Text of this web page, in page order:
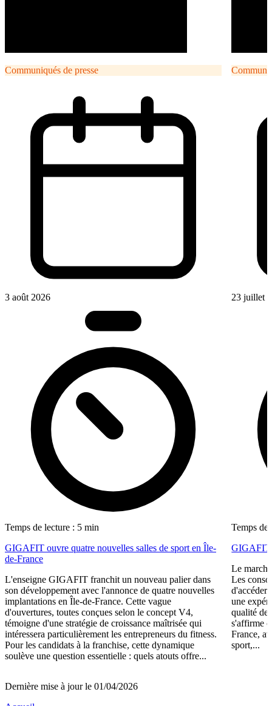
Communiqués de presse
3 août 2026
Temps de lecture : 5 min
GIGAFIT ouvre quatre nouvelles salles de sport en Île-
de-France
L'enseigne GIGAFIT franchit un nouveau palier dans
son développement avec l'annonce de quatre nouvelles
implantations en Île-de-France. Cette vague
d'ouvertures, toutes conçues selon le concept V4,
témoigne d'une stratégie de croissance maîtrisée qui
intéressera particulièrement les entrepreneurs du fitness.
Pour les candidats à la franchise, cette dynamique
soulève une question essentielle : quels atouts offre...
23 juillet
Temps de
GIGAFIT
Le
Les
d'accéder
une
qualité
s'affirme
France,
sport,...
Dernière mise à jour le 01/04/2026